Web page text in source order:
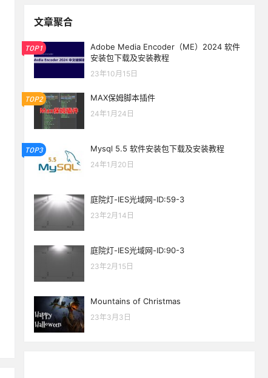
文章聚合
TOP1
Adobe Media Encoder（ME）2024 软件
安装包下载及安装教程
23年10月15日
TOP2 MAX保姆脚本插件
24年1月24日
TOP3 Mysql 5.5 软件安装包下载及安装教程
24年1月20日
庭院灯-IES光域网-ID:59-3
23年2月14日
庭院灯-IES光域网-ID:90-3
23年2月15日
Mountains of Christmas
23年3月3日
生活也美好了！
走路也有劲了！